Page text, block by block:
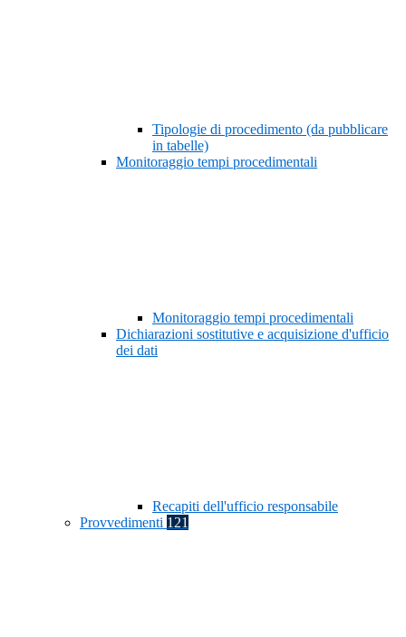
Tipologie di procedimento (da pubblicare
in tabelle)
Monitoraggio tempi procedimentali
Monitoraggio tempi procedimentali
Dichiarazioni sostitutive e acquisizione d'ufficio
dei dati
Recapiti dell'ufficio responsabile
Provvedimenti 121